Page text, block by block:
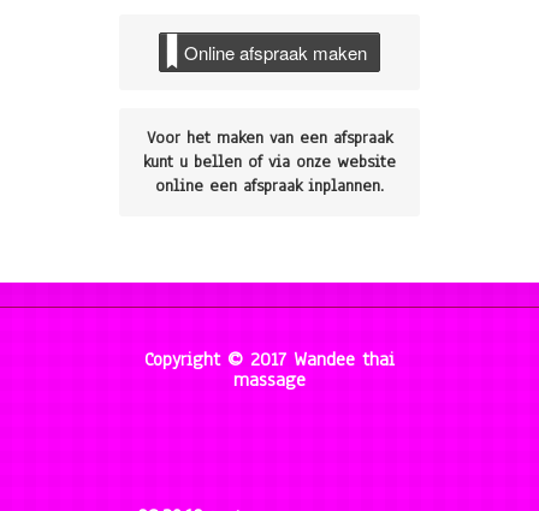
Online afspraak maken
Voor het maken van een afspraak
kunt u bellen of via onze website
online een afspraak inplannen.
Copyright © 2017 Wandee thai
massage